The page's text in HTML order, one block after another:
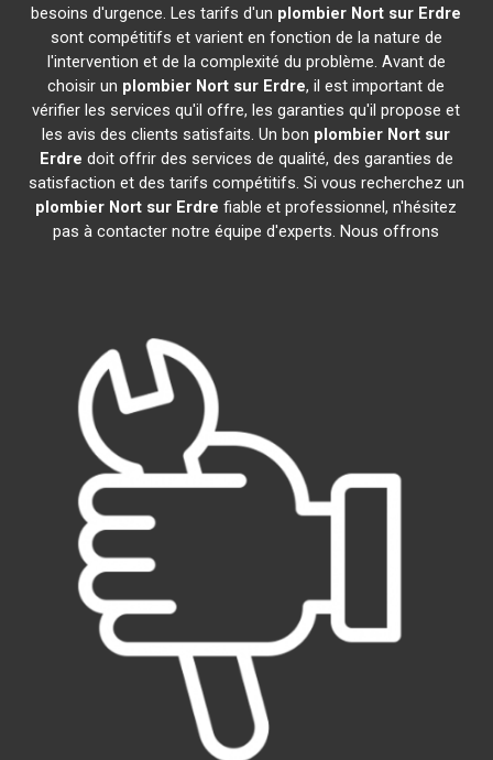
besoins d'urgence. Les tarifs d'un plombier Nort sur Erdre
sont compétitifs et varient en fonction de la nature de
l'intervention et de la complexité du problème. Avant de
choisir un plombier Nort sur Erdre, il est important de
vérifier les services qu'il offre, les garanties qu'il propose et
les avis des clients satisfaits. Un bon plombier Nort sur
Erdre doit offrir des services de qualité, des garanties de
satisfaction et des tarifs compétitifs. Si vous recherchez un
plombier Nort sur Erdre fiable et professionnel, n'hésitez
pas à contacter notre équipe d'experts. Nous offrons